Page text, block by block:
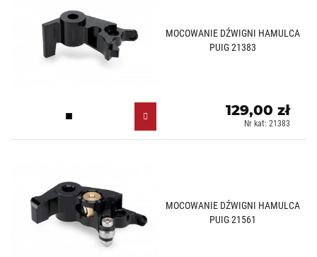
MOCOWANIE DŹWIGNI HAMULCA
PUIG 21383
Czarny (N)
129,00 zł
Nr kat: 21383
MOCOWANIE DŹWIGNI HAMULCA
PUIG 21561